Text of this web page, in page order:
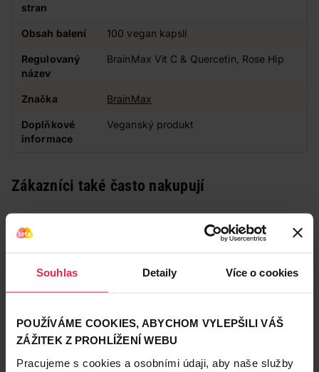
Souhlas Detaily Více o cookies
POUŽÍVÁME COOKIES, ABYCHOM VYLEPŠILI VÁŠ
ZÁŽITEK Z PROHLÍŽENÍ WEBU
Pracujeme s cookies a osobními údaji, aby naše služby
stran
Obsah balení 100 vegan kapslí
Regulovaný
název
BrainMax Vit C & Quercetin, Rose Hip
Značka BrainMax
Doplňkové
informace
Veganský produkt
Zákazníci také často nakupují